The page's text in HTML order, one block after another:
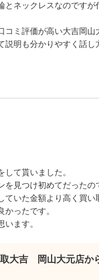
とネックレスなのです
ミ評価が高い大吉岡山
説明も分かりやすく話
て貰いました。
を見つけ初めてだった
ていた金額より高く買
ったです。
ます。
大吉 岡山大元店か